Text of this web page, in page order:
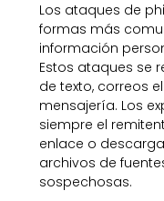
Los ataques de
formas más
información
Estos ataques se
de texto, correos
mensajería. Los
siempre el
enlace o
archivos de
sospechosas.